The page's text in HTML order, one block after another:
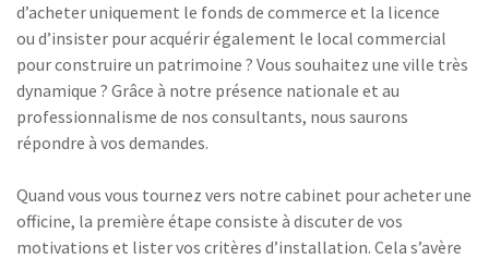
d’acheter uniquement le fonds de commerce et la licence
ou d’insister pour acquérir également le local commercial
pour construire un patrimoine ? Vous souhaitez une ville très
dynamique ? Grâce à notre présence nationale et au
professionnalisme de nos consultants, nous saurons
répondre à vos demandes.
Quand vous vous tournez vers notre cabinet pour acheter une
officine, la première étape consiste à discuter de vos
motivations et lister vos critères d’installation. Cela s’avère